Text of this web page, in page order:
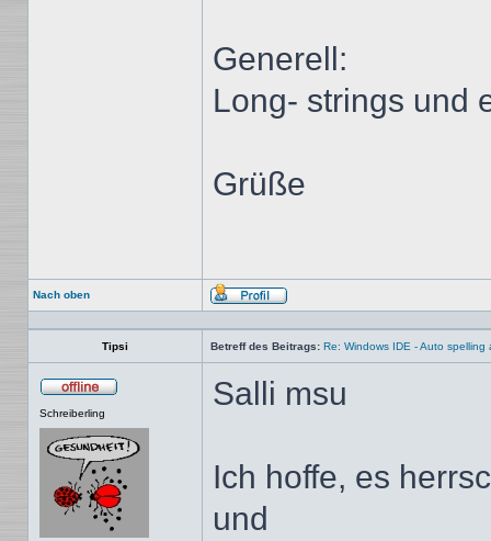
Generell:
Long- strings und
Grüße
Nach oben
Profil
Tipsi Betreff des Beitrags: Re: Windows IDE - Auto spelling
Schreiberling
Salli msu
Ich hoffe, es
und